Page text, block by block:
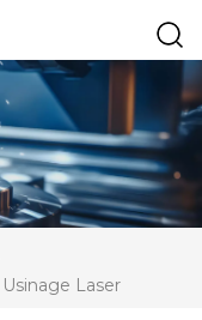
Usinage Laser